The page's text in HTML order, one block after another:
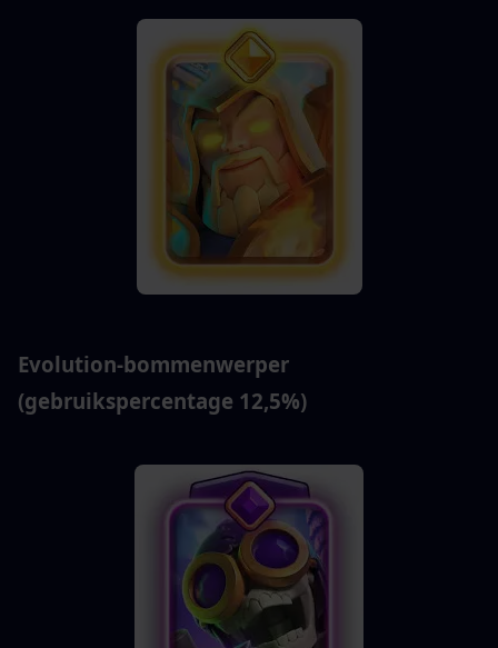
Evolution-bommenwerper
(gebruikspercentage 12,5%)